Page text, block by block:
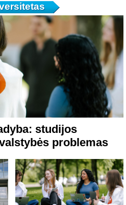
studijos
problemas